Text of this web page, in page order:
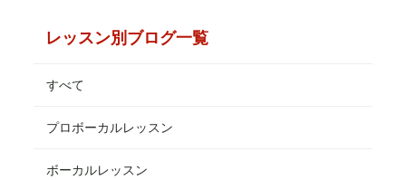
レッスン別ブログ一覧
すべて
プロボーカルレッスン
ボーカルレッスン